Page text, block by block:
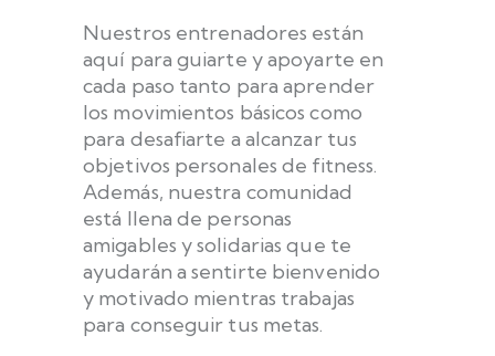
Nuestros entrenadores están
aquí para guiarte y apoyarte en
cada paso tanto para aprender
los movimientos básicos como
para desafiarte a alcanzar tus
objetivos personales de fitness.
Además, nuestra comunidad
está llena de personas
amigables y solidarias que te
ayudarán a sentirte bienvenido
y motivado mientras trabajas
para conseguir tus metas.